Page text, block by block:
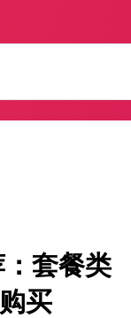
套餐类
买